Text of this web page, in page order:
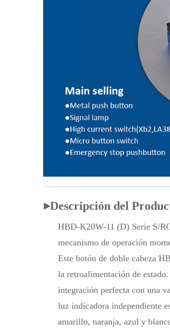
▶Descripción del
HBD-K20W-11 (D) Serie S/
mecanismo de operación
Este botón de doble cabeza
la retroalimentación de
integración perfecta con una
luz indicadora independiente
amarillo, naranja, azul y